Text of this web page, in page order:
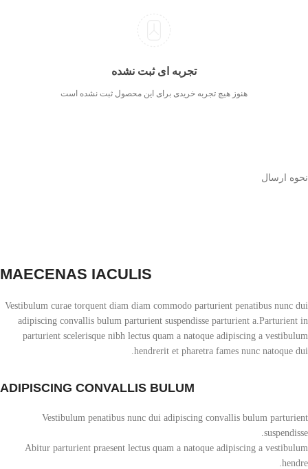
تجربه ای ثبت نشده
هنوز هیچ تجربه خریدی برای این محصول ثبت نشده است
نحوه ارسال
MAECENAS IACULIS
Vestibulum curae torquent diam diam commodo parturient penatibus nunc dui
adipiscing convallis bulum parturient suspendisse parturient a.Parturient in
parturient scelerisque nibh lectus quam a natoque adipiscing a vestibulum
hendrerit et pharetra fames nunc natoque dui.
ADIPISCING CONVALLIS BULUM
Vestibulum penatibus nunc dui adipiscing convallis bulum parturient
suspendisse.
Abitur parturient praesent lectus quam a natoque adipiscing a vestibulum
hendre.